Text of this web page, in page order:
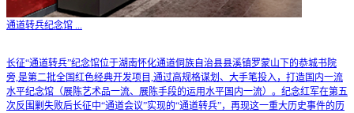
通道转兵纪念馆 ...
长征“通道转兵”纪念馆位于湖南怀化通道侗族自治县县溪镇罗蒙山下的恭城书院
旁,是第二批全国红色经典开发项目,通过高规格谋划、大手笔投入，打造国内一流
水平纪念馆（展陈艺术品一流、展陈手段的运用水平国内一流）。纪念红军在第五
次反围剿失败后长征中“通道会议”实现的“通道转兵”，再现这一重大历史事件的历